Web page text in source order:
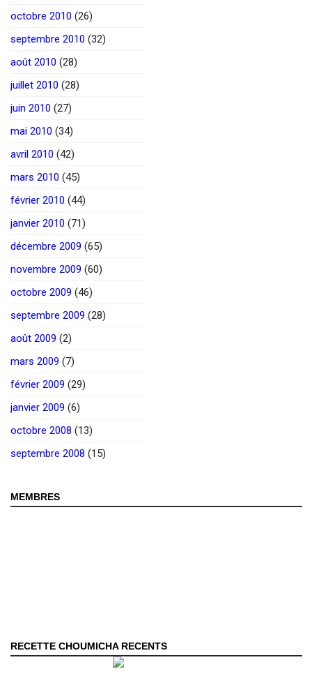
octobre 2010 (26)
septembre 2010 (32)
août 2010 (28)
juillet 2010 (28)
juin 2010 (27)
mai 2010 (34)
avril 2010 (42)
mars 2010 (45)
février 2010 (44)
janvier 2010 (71)
décembre 2009 (65)
novembre 2009 (60)
octobre 2009 (46)
septembre 2009 (28)
août 2009 (2)
mars 2009 (7)
février 2009 (29)
janvier 2009 (6)
octobre 2008 (13)
septembre 2008 (15)
MEMBRES
RECETTE CHOUMICHA RECENTS